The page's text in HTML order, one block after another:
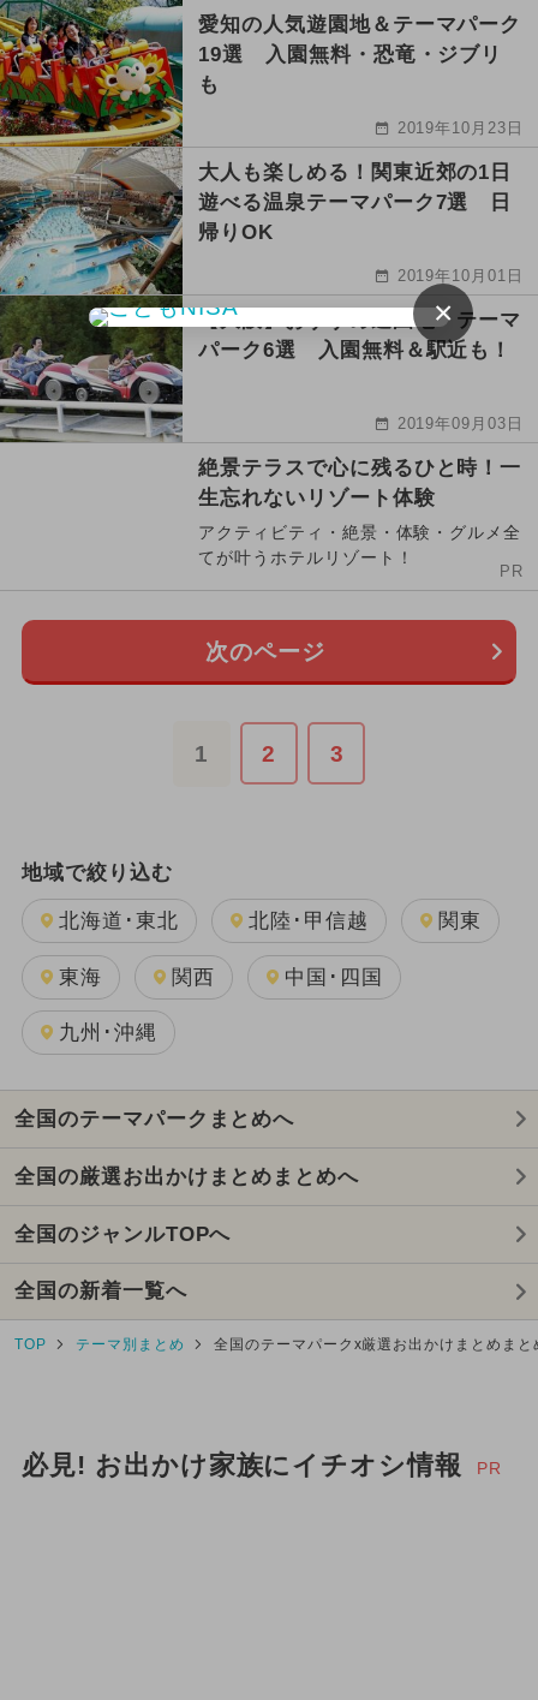
愛知の人気遊園地＆テーマパーク
19選 入園無料・恐竜・ジブリ
も
2019年10月23日
大人も楽しめる！関東近郊の1日
遊べる温泉テーマパーク7選 日
帰りOK
2019年10月01日
【大阪】おすすめ遊園地・テーマ
パーク6選 入園無料＆駅近も！
2019年09月03日
絶景テラスで心に残るひと時！一
生忘れないリゾート体験
アクティビティ・絶景・体験・グルメ全
てが叶うホテルリゾート！
PR
次のページ
1 2 3
地域で絞り込む
北海道･東北 北陸･甲信越 関東
東海 関西 中国･四国
九州･沖縄
全国のテーマパークまとめへ
全国の厳選お出かけまとめまとめへ
全国のジャンルTOPへ
全国の新着一覧へ
TOP テーマ別まとめ 全国のテーマパークx厳選お出かけまとめまと
必見! お出かけ家族にイチオシ情報 PR
×